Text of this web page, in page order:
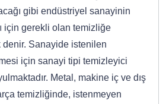
gibi endüstriyel sanayinin
için gerekli olan temizliğe
Sanayide istenilen
için sanayi tipi temizleyici
Metal, makine iç ve dış
temizliğinde, istenmeyen